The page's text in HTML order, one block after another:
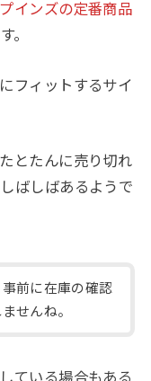
インズの定番商品
。
フィットするサイ
とたんに売り切れ
ばしばあるようで
前に在庫の確認
せんね。
ている場合もある